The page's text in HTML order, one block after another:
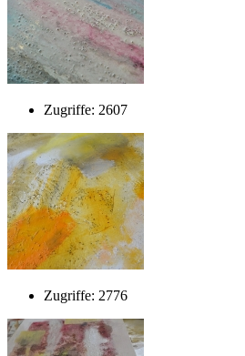
Zugriffe: 2607
Zugriffe: 2776